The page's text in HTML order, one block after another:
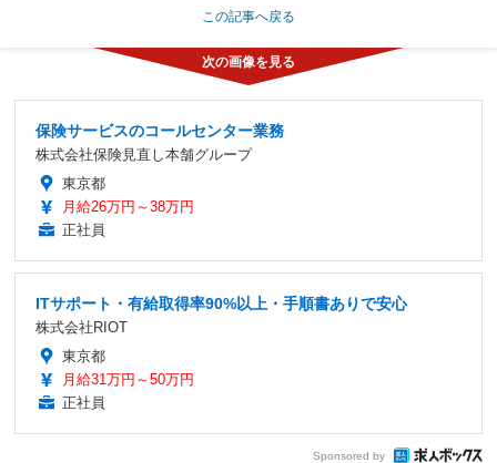
この記事へ戻る
保険サービスのコールセンター業務
株式会社保険見直し本舗グループ
東京都
月給26万円～38万円
正社員
ITサポート・有給取得率90%以上・手順書ありで安心
株式会社RIOT
東京都
月給31万円～50万円
正社員
Sponsored by